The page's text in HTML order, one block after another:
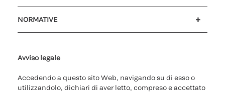
NORMATIVE
Avviso legale
Accedendo a questo sito Web, navigando su di esso o
utilizzandolo, dichiari di aver letto, compreso e accettato